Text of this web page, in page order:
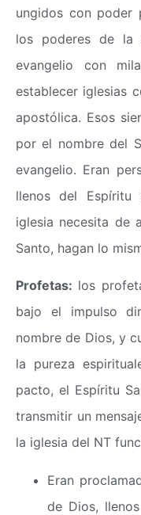
ungidos con poder
los poderes de la
evangelio con
establecer iglesias
apostólica. Esos
por el nombre del
evangelio. Eran
llenos del Espíritu
iglesia necesita de
Santo, hagan lo
Profetas: los
bajo el impulso
nombre de Dios, y
la pureza
pacto, el Espíritu
transmitir un
la iglesia del NT
Eran
de Dios,